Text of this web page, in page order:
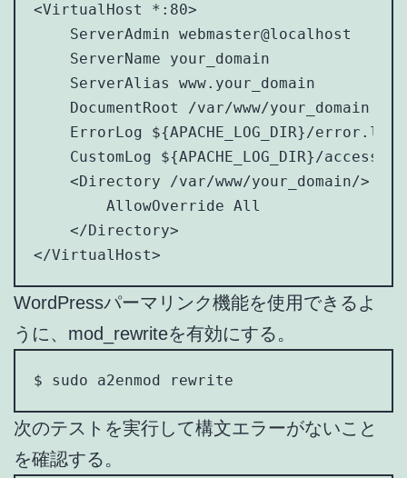
<VirtualHost *:80>
    ServerAdmin webmaster@localhost
    ServerName your_domain
    ServerAlias www.your_domain
    DocumentRoot /var/www/your_domain
    ErrorLog ${APACHE_LOG_DIR}/error.log
CustomLog ${APACHE_LOG_DIR}/
    <Directory /var/www/your_domain/>
        AllowOverride All
    </Directory>
</VirtualHost>
WordPressパーマリンク機能を使用できるよ
うに、mod_rewriteを有効にする。
$ sudo a2enmod rewrite
次のテストを実行して構文エラーがないこと
を確認する。